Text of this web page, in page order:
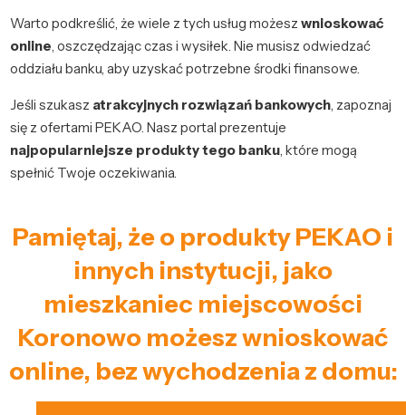
Warto podkreślić, że wiele z tych usług możeszwnioskować
online, oszczędzając czas i wysiłek. Nie musisz odwiedzać
oddziału banku, aby uzyskać potrzebne środki finansowe.
Jeśli szukasz atrakcyjnych rozwiązań bankowych, zapoznaj
się z ofertami PEKAO. Nasz portal prezentuje
najpopularniejsze produkty tego banku, które mogą
spełnić Twoje oczekiwania.
Pamiętaj, że o produkty PEKAO i
innych instytucji, jako
mieszkaniec miejscowości
Koronowo możesz wnioskować
online, bez wychodzenia z domu: